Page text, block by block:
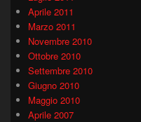
Aprile 2011
Marzo 2011
Novembre 2010
Ottobre 2010
Settembre 2010
Giugno 2010
Maggio 2010
Aprile 2007